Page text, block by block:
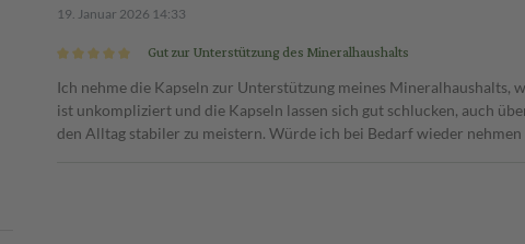
19. Januar 2026 14:33
Gut zur Unterstützung des Mineralhaushalts
Ich nehme die Kapseln zur Unterstützung meines
ist unkompliziert und die Kapseln lassen sich gut schlucken, auch
den Alltag stabiler zu meistern. Würde ich bei Bedarf wieder